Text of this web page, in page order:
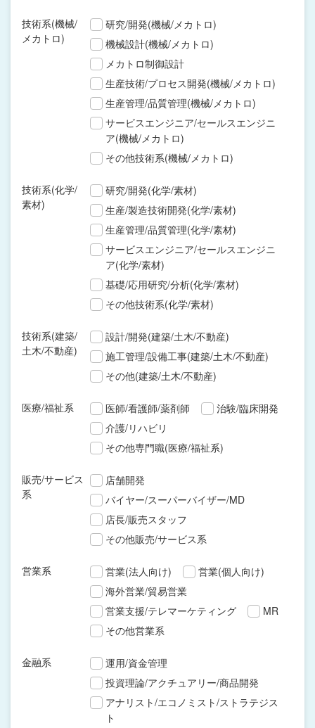
技術系(機械/
メカトロ)
研究/開発(機械/メカトロ)
機械設計(機械/メカトロ)
メカトロ制御設計
生産技術/プロセス開発(機械/メカトロ)
生産管理/品質管理(機械/メカトロ)
サービスエンジニア/セールスエンジニ
ア(機械/メカトロ)
その他技術系(機械/メカトロ)
技術系(化学/
素材)
研究/開発(化学/素材)
生産/製造技術開発(化学/素材)
生産管理/品質管理(化学/素材)
サービスエンジニア/セールスエンジニ
ア(化学/素材)
基礎/応用研究/分析(化学/素材)
その他技術系(化学/素材)
技術系(建築/
土木/不動産)
設計/開発(建築/土木/不動産)
施工管理/設備工事(建築/土木/不動産)
その他(建築/土木/不動産)
医療/福祉系 医師/看護師/薬剤師
治験/臨床開発
介護/リハビリ
その他専門職(医療/福祉系)
販売/サービス
系
店舗開発
バイヤー/スーパーバイザー/MD
店長/販売スタッフ
その他販売/サービス系
営業系 営業(法人向け)
営業(個人向け)
海外営業/貿易営業
営業支援/テレマーケティング
MR
その他営業系
金融系
運用/資金管理
投資理論/アクチュアリー/商品開発
アナリスト/エコノミスト/ストラテジス
ト